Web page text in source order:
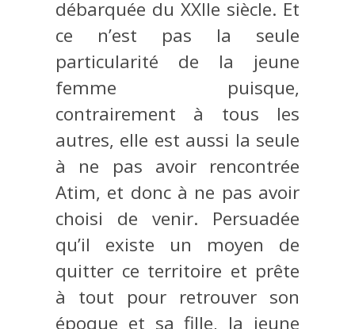
débarquée du XXIIe siècle. Et
ce n’est pas la seule
particularité de la jeune
femme puisque,
contrairement à tous les
autres, elle est aussi la seule
à ne pas avoir rencontrée
Atim, et donc à ne pas avoir
choisi de venir. Persuadée
qu’il existe un moyen de
quitter ce territoire et prête
à tout pour retrouver son
époque et sa fille, la jeune